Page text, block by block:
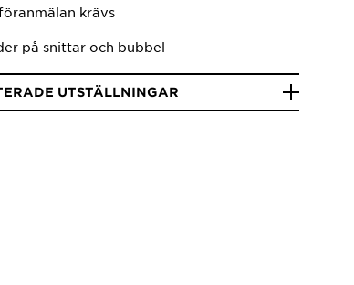
krävs
på snittar och bubbel
UTSTÄLLNINGAR